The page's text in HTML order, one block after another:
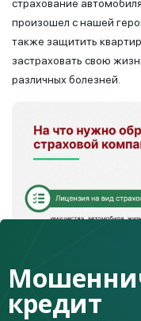
страхование
произошел с нашей
также защитить
застраховать свою
различных болезней.
кредит